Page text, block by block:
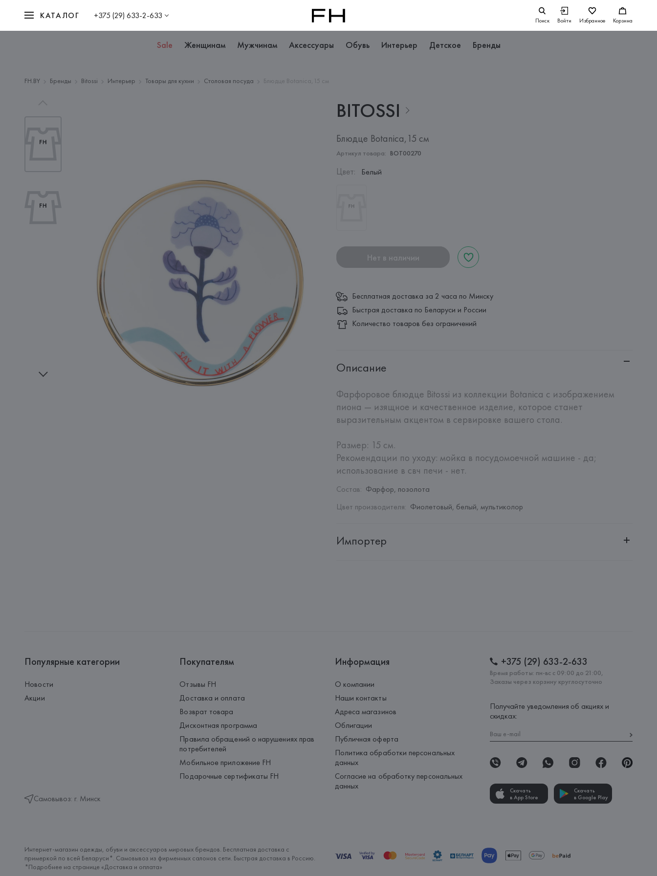
КАТАЛОГ +375 (29) 633-2-633 Поиск Войти Избранное Корзина
Sale Женщинам Мужчинам Аксессуары Обувь Интерьер Детское Бренды
FH.BY Бренды Bitossi Интерьер Товары для кухни Столовая посуда Блюдце Botanica,15 см
BITOSSI
Блюдце Botanica,15 см
Артикул товара: BOT00270
Цвет: Белый
Нет в наличии
Бесплатная доставка за 2 часа по Минску
Быстрая доставка по Беларуси и России
Количество товаров без ограничений
Описание
Фарфоровое блюдце Bitossi из коллекции Botanica с изображением
пиона — изящное и качественное изделие, которое станет
выразительным акцентом в сервировке вашего стола.
Размер: 15 см.
Рекомендации по уходу: мойка в посудомоечной машине - да;
использование в свч печи - нет.
Состав: Фарфор, позолота
Цвет производителя: Фиолетовый, белый, мультиколор
Импортер
Популярные категории
Новости
Акции
Самовывоз: г. Минск
Покупателям
Отзывы FH
Доставка и оплата
Возврат товара
Дисконтная программа
Правила обращений о нарушениях прав
потребителей
Мобильное приложение FH
Подарочные сертификаты FH
Информация
О компании
Наши контакты
Адреса магазинов
Облигации
Публичная оферта
Политика обработки персональных
данных
Согласие на обработку персональных
данных
+375 (29) 633-2-633
Время работы: пн-вс с 09:00 до 21:00,
Заказы через корзину круглосуточно
Получайте уведомления об акциях и
скидках:
Скачать
в App Store
Скачать
в Google Play
Интернет-магазин одежды, обуви и аксессуаров мировых брендов. Бесплатная доставка с
примеркой по всей Беларуси*. Самовывоз из фирменных салонов сети. Быстрая доставка в Россию.
*Подробнее на странице «Доставка и оплата»